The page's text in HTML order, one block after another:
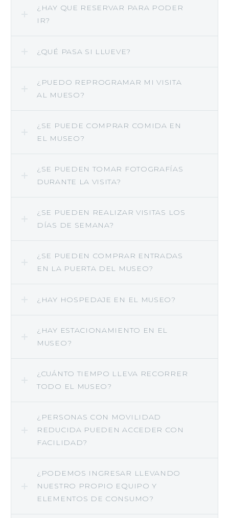
¿HAY QUE RESERVAR PARA PODER
IR?
¿QUÉ PASA SI LLUEVE?
¿PUEDO REPROGRAMAR MI VISITA
AL MUESO?
¿SE PUEDE COMPRAR COMIDA EN
EL MUSEO?
¿SE PUEDEN TOMAR FOTOGRAFÍAS
DURANTE LA VISITA?
¿SE PUEDEN REALIZAR VISITAS LOS
DÍAS DE SEMANA?
¿SE PUEDEN COMPRAR ENTRADAS
EN LA PUERTA DEL MUSEO?
¿HAY HOSPEDAJE EN EL MUSEO?
¿HAY ESTACIONAMIENTO EN EL
MUSEO?
¿CUÁNTO TIEMPO LLEVA RECORRER
TODO EL MUSEO?
¿PERSONAS CON MOVILIDAD
REDUCIDA PUEDEN ACCEDER CON
FACILIDAD?
¿PODEMOS INGRESAR LLEVANDO
NUESTRO PROPIO EQUIPO Y
ELEMENTOS DE CONSUMO?